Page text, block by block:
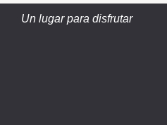
Un lugar para disfrutar